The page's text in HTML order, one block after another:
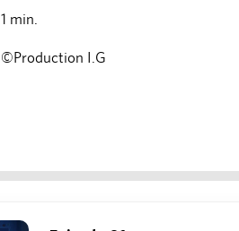
1 min.
©Production I.G